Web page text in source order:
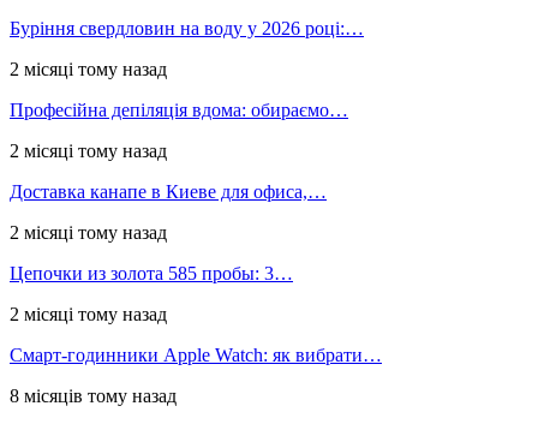
Буріння свердловин на воду у 2026 році:…
2 місяці тому назад
Професійна депіляція вдома: обираємо…
2 місяці тому назад
Доставка канапе в Киеве для офиса,…
2 місяці тому назад
Цепочки из золота 585 пробы: 3…
2 місяці тому назад
Смарт-годинники Apple Watch: як вибрати…
8 місяців тому назад